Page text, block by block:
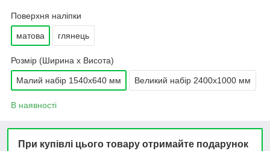
Поверхня наліпки
матова глянець
Розмір (Ширина х Висота)
Малий набір 1540х640 мм Великий набір 2400х1000 мм
В наявності
При купівлі цього товару отримайте подарунок